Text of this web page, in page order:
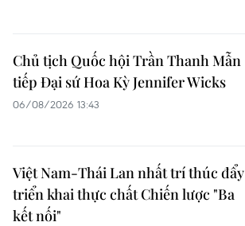
Chủ tịch Quốc hội Trần Thanh Mẫn
tiếp Đại sứ Hoa Kỳ Jennifer Wicks
06/08/2026 13:43
Việt Nam-Thái Lan nhất trí thúc đẩy
triển khai thực chất Chiến lược "Ba
kết nối"